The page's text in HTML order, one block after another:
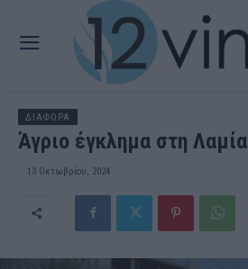
ΔΙΑΦΟΡΑ
Άγριο έγκλημα στη Λαμία
13 Οκτωβρίου, 2024